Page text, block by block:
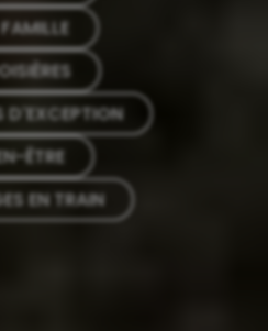
D'EXCEPTION
ÊTRE
EN TRAIN